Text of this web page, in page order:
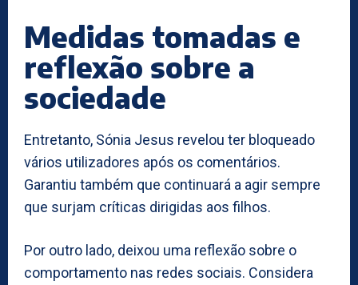
Medidas tomadas e
reflexão sobre a
sociedade
Entretanto, Sónia Jesus revelou ter bloqueado
vários utilizadores após os comentários.
Garantiu também que continuará a agir sempre
que surjam críticas dirigidas aos filhos.
Por outro lado, deixou uma reflexão sobre o
comportamento nas redes sociais. Considera